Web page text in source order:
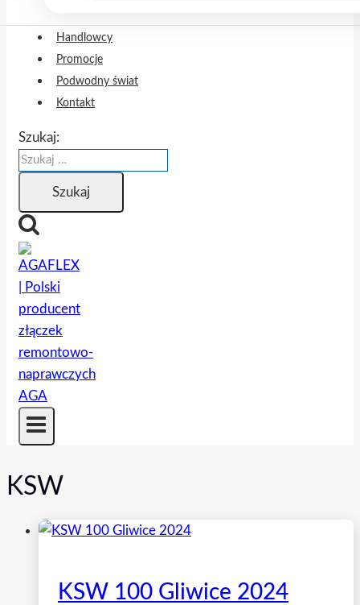
Handlowcy
Promocje
Podwodny świat
Kontakt
Szukaj:
KSW
KSW 100 Gliwice 2024